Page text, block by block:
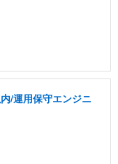
/運用保守エンジニ